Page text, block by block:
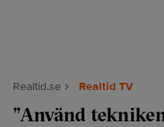
Realtid.se Realtid TV
”Använd